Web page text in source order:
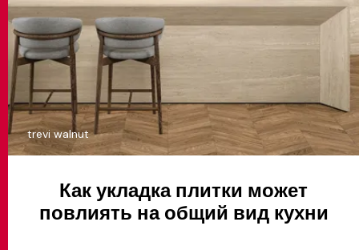
trevi walnut
Как укладка плитки может
повлиять на общий вид кухни